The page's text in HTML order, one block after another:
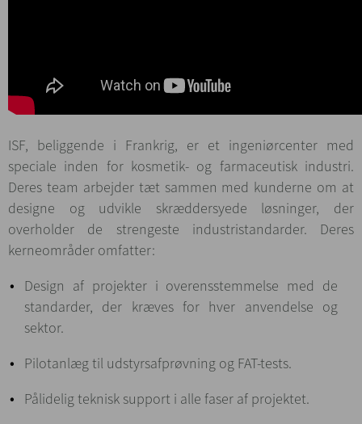
ISF, beliggende i Frankrig, er et ingeniørcenter med
speciale inden for kosmetik- og farmaceutisk industri.
Deres team arbejder tæt sammen med kunderne om at
designe og udvikle skræddersyede løsninger, der
overholder de strengeste industristandarder. Deres
kerneområder omfatter:
Design af projekter i overensstemmelse med de
standarder, der kræves for hver anvendelse og
sektor.
Pilotanlæg til udstyrsafprøvning og FAT-tests.
Pålidelig teknisk support i alle faser af projektet.